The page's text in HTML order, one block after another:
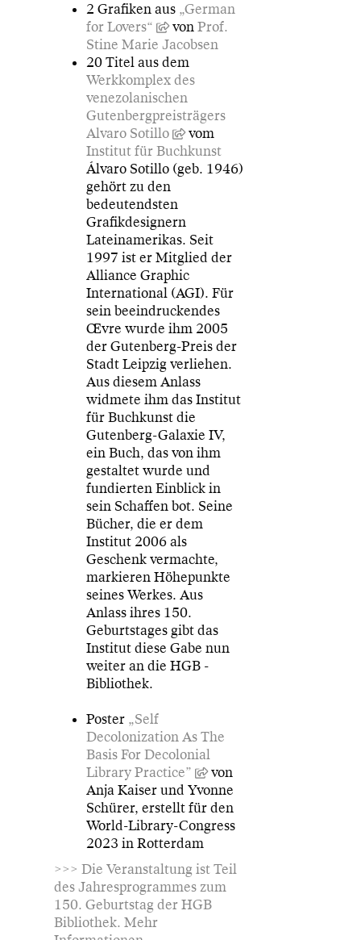
2 Grafiken aus „German
for Lovers“
vonProf.
Stine Marie Jacobsen
20 Titel aus dem
Werkkomplex des
venezolanischen
Gutenbergpreisträgers
Alvaro Sotillo
vom
Institut für Buchkunst
Álvaro Sotillo (geb. 1946)
gehört zu den
bedeutendsten
Grafikdesignern
Lateinamerikas. Seit
1997 ist er Mitglied der
Alliance Graphic
International (AGI). Für
sein beeindruckendes
Œvre wurde ihm 2005
der Gutenberg-Preis der
Stadt Leipzig verliehen.
Aus diesem Anlass
widmete ihm das Institut
für Buchkunst die
Gutenberg-Galaxie IV,
ein Buch, das von ihm
gestaltet wurde und
fundierten Einblick in
sein Schaffen bot. Seine
Bücher, die er dem
Institut 2006 als
Geschenk vermachte,
markieren Höhepunkte
seines Werkes. Aus
Anlass ihres 150.
Geburtstages gibt das
Institut diese Gabe nun
weiter an die HGB -
Bibliothek.
Poster „Self
Decolonization As The
Basis For Decolonial
Library Practice”
von
Anja Kaiser und Yvonne
Schürer, erstellt für den
World-Library-Congress
2023 in Rotterdam
>>> Die Veranstaltung ist Teil
des Jahresprogrammes zum
150. Geburtstag der HGB
Bibliothek. Mehr